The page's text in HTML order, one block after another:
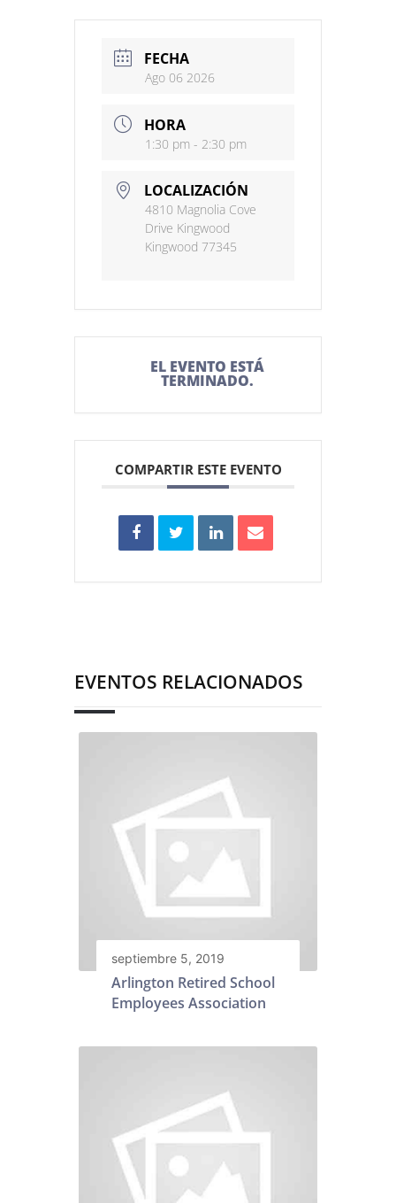
FECHA
Ago 06 2026
HORA
1:30 pm - 2:30 pm
LOCALIZACIÓN
4810 Magnolia Cove
Drive Kingwood
Kingwood 77345
EL EVENTO ESTÁ
TERMINADO.
COMPARTIR ESTE EVENTO
EVENTOS RELACIONADOS
septiembre 5, 2019
Arlington Retired School
Employees Association